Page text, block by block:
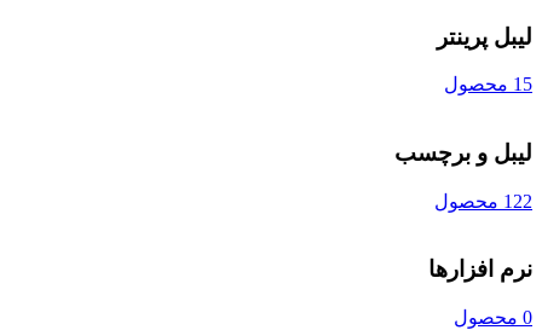
لیبل پرینتر
15 محصول
لیبل و برچسب
122 محصول
نرم افزارها
0 محصول